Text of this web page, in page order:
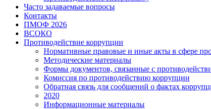
Часто задаваемые вопросы
Контакты
ПМОФ 2026
ВСОКО
Противодействие коррупции
Нормативные правовые и иные акты в сфере
Методические материалы
Формы документов, связанные с
Комиссия по противодействию коррупции
Обратная связь для сообщений о фактах
2020
Информационные материалы